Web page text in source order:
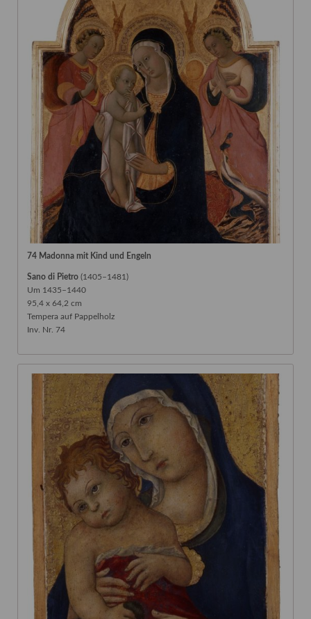
74 Madonna mit Kind und Engeln
Sano di Pietro (1405–1481)
Um 1435–1440
95,4 x 64,2 cm
Tempera auf Pappelholz
Inv. Nr. 74